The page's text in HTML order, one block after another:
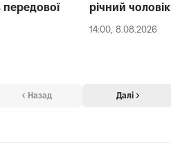
передової
річний чоловік
14:00, 8.08.2026
Назад Далі